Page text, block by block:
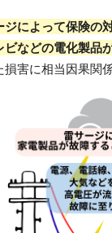
ジによって保険の
などの電化製品
害に相当因果関